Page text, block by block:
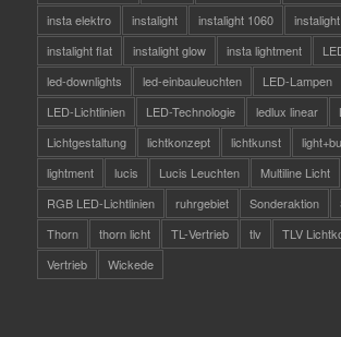
insta elektro
instalight instalight 1060
instalight flat
instalight glow insta lightment
led-downlights
led-einbauleuchten LED-Lampen
LED-Lichtlinien
LED-Technologie ledlux linear
Lichtgestaltung
lichtkonzept lichtkunst
lightment
lucis Lucis Leuchten Multiline Licht
RGB LED-Lichtlinien
ruhrgebiet Sonderaktion
Thorn
thorn licht TL-Vertrieb tlv
TLV
Vertrieb
Wickede